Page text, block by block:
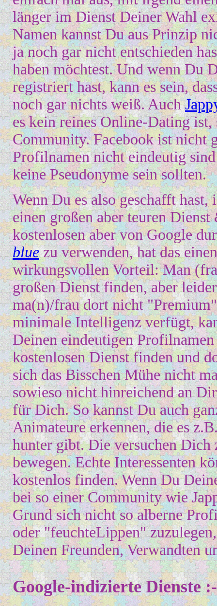
länger im Dienst DeinerWahl
Namen kannstDu aus Prinzip
ja noch gar nicht entschieden
haben möchtest. Und wennDu
registriert hast, kann es sein,
noch gar nichts weiß. Auch
es kein reines Online-Dating ist,
Community. Facebook ist nicht
Profilnamen nicht eindeutig
keine Pseudonyme sein sollten.
Wenn Du es also geschafft
einen großen aber teuren Dienst
kostenlosen aber von Google
bluezu verwenden, hat das
wirkungsvollen Vorteil: Man
großenDienst finden, aber
ma(n)/frau dort nicht
minimale Intelligenz verfügt,
Deinen eindeutigen
kostenlosenDienst finden und
sichdas Bisschen Mühe nicht
sowieso nicht hinreichend an
für Dich. So kannst Du auch
Animateure erkennen, die es
hunter gibt. Die versuchen Dich
bewegen. Echte Interessenten
kostenlos finden.Wenn Du
bei so einer Community wie
Grund sich nicht so alberne
oder "feuchteLippen"
Deinen Freunden, Verwandten
Google-indizierte Dienste